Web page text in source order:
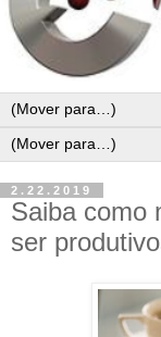
2.22.2019
Saiba como
ser